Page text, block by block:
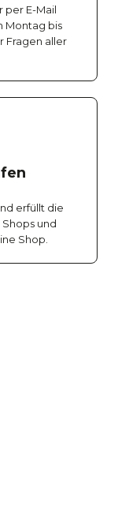
per E-Mail
Montag bis
Fragen aller
erfüllt die
und
Shop.